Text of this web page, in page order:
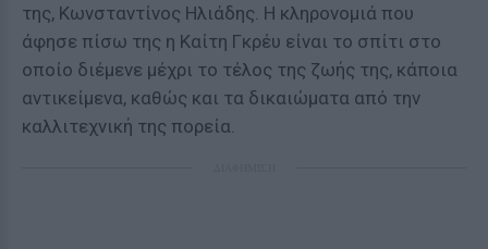
της, Κωνσταντίνος Ηλιάδης. Η κληρονομιά που
άφησε πίσω της η Καίτη Γκρέυ είναι το σπίτι στο
οποίο διέμενε μέχρι το τέλος της ζωής της, κάποια
αντικείμενα, καθώς και τα δικαιώματα από την
καλλιτεχνική της πορεία.